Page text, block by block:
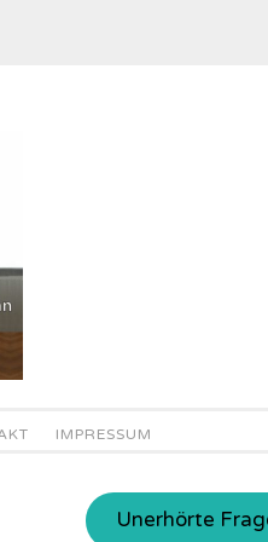
IMPRESSUM
Unerhörte